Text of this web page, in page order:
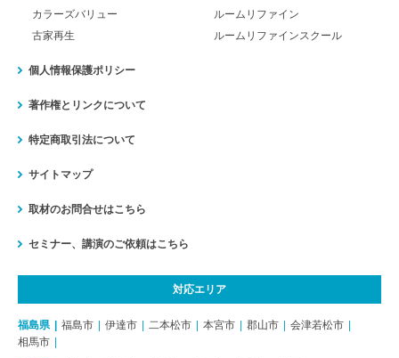
カラーズバリュー
ルームリファイン
古家再生
ルームリファインスクール
個人情報保護ポリシー
著作権とリンクについて
特定商取引法について
サイトマップ
取材のお問合せはこちら
セミナー、講演のご依頼はこちら
対応エリア
福島県 福島市 伊達市 二本松市 本宮市 郡山市
会津若松市
相馬市